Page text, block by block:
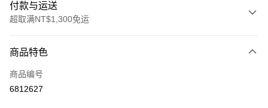
付款与运送
超取满NT$1,300免运
信用卡一次付款
超商取货付款
商品特色
商品编号
6812627